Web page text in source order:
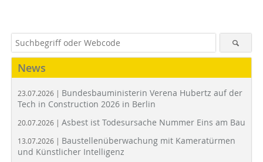
News
23.07.2026 | Bundesbauministerin Verena Hubertz auf der
Tech in Construction 2026 in Berlin
20.07.2026 | Asbest ist Todesursache Nummer Eins am Bau
13.07.2026 | Baustellenüberwachung mit Kameratürmen
und Künstlicher Intelligenz